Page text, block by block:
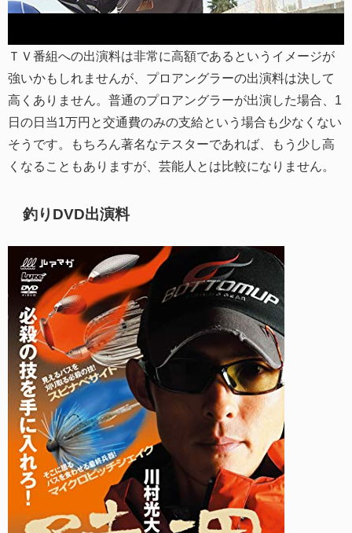
ＴＶ番組への出演料は非常に高額であるというイメージが
強いかもしれませんが、プロアングラーの出演料は決して
高くありません。普通のプロアングラーが出演した場合、1
日の日当1万円と交通費のみの支給という場合も少なくない
そうです。もちろん著名なテスターであれば、もう少し高
くなることもありますが、芸能人とは比較になりません。
釣りDVD出演料